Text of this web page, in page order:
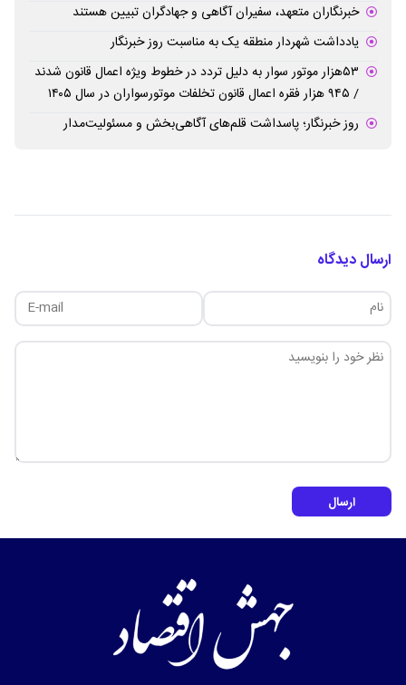
خبرنگاران متعهد، سفیران آگاهی و جهادگران تبیین هستند
یادداشت شهردار منطقه یک به مناسبت روز خبرنگار
۵۳هزار موتور سوار به دلیل تردد در خطوط ویژه اعمال قانون شدند
/ ۹۴۵ هزار فقره اعمال قانون تخلفات موتورسواران در سال ۱۴۰۵
روز خبرنگار؛ پاسداشت قلم‌های آگاهی‌بخش و مسئولیت‌مدار
ارسال دیدگاه
ارسال